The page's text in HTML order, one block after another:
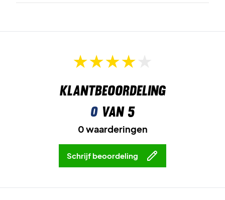
Klantbeoordeling
0van 5
0 waarderingen
Schrijf beoordeling